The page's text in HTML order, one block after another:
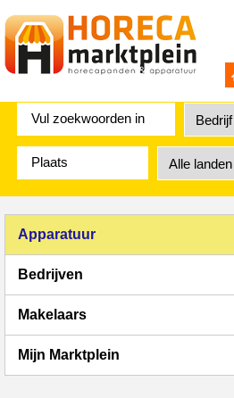
Apparatuur
Bedrijven
Makelaars
Mijn Marktplein